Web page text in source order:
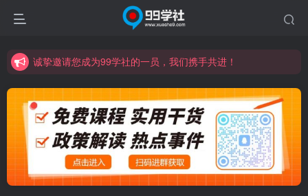
诚挚邀请您成为99学社的一员，我们携手共进！
诚挚邀请您成为99学社的一员，我们携手共进！
学习路上不孤独，99学社与你同行！分享全网优质VIP资源，炒股教程、创业教程、网络营销教程、自媒体短视频教程等，长期更新各大精品创业项目！